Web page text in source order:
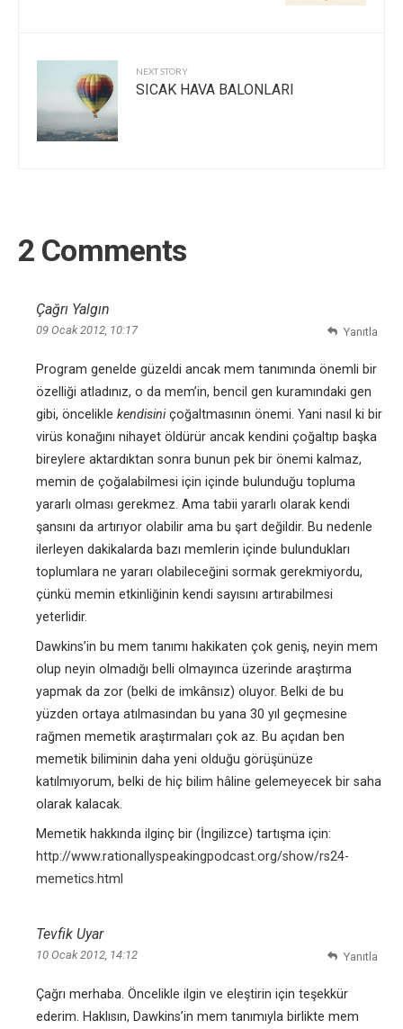
NEXT STORY
SICAK HAVA BALONLARI
2 Comments
Çağrı Yalgın
09 Ocak 2012, 10:17
Program genelde güzeldi ancak mem tanımında önemli bir
özelliği atladınız, o da mem’in, bencil gen kuramındaki gen
gibi, öncelikle kendisiniçoğaltmasının önemi. Yani nasıl ki bir
virüs konağını nihayet öldürür ancak kendini çoğaltıp başka
bireylere aktardıktan sonra bunun pek bir önemi kalmaz,
memin de çoğalabilmesi için içinde bulunduğu topluma
yararlı olması gerekmez. Ama tabii yararlı olarak kendi
şansını da artırıyor olabilir ama bu şart değildir. Bu nedenle
ilerleyen dakikalarda bazı memlerin içinde bulundukları
toplumlara ne yararı olabileceğini sormak gerekmiyordu,
çünkü memin etkinliğinin kendi sayısını artırabilmesi
yeterlidir.
Dawkins’in bu mem tanımı hakikaten çok geniş, neyin mem
olup neyin olmadığı belli olmayınca üzerinde araştırma
yapmak da zor (belki de imkânsız) oluyor. Belki de bu
yüzden ortaya atılmasından bu yana 30 yıl geçmesine
rağmen memetik araştırmaları çok az. Bu açıdan ben
memetik biliminin daha yeni olduğu görüşünüze
katılmıyorum, belki de hiç bilim hâline gelemeyecek bir saha
olarak kalacak.
Memetik hakkında ilginç bir (İngilizce) tartışma için:
http://www.rationallyspeakingpodcast.org/show/rs24-
memetics.html
Yanıtla
Tevfik Uyar
10 Ocak 2012, 14:12
Çağrı merhaba. Öncelikle ilgin ve eleştirin için teşekkür
ederim. Haklısın, Dawkins’in mem tanımıyla birlikte mem
Yanıtla